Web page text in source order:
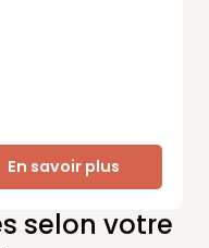
En savoir plus
selon votre